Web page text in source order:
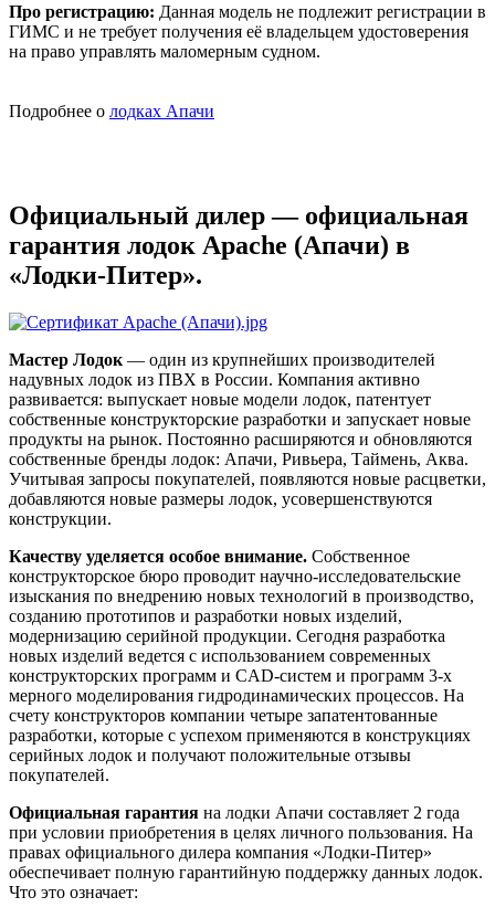
Про регистрацию: Данная модель не подлежит регистрации в
ГИМС и не требует получения её владельцем удостоверения
на право управлять маломерным судном.
Подробнее о лодках Апачи
Официальный дилер — официальная
гарантия лодок Apache (Апачи) в
«Лодки-Питер».
Мастер Лодок — один из крупнейших производителей
надувных лодок из ПВХ в России. Компания активно
развивается: выпускает новые модели лодок, патентует
собственные конструкторские разработки и запускает новые
продукты на рынок. Постоянно расширяются и обновляются
собственные бренды лодок: Апачи, Ривьера, Таймень, Аква.
Учитывая запросы покупателей, появляются новые расцветки,
добавляются новые размеры лодок, усовершенствуются
конструкции.
Качеству уделяется особое внимание. Собственное
конструкторское бюро проводит научно-исследовательские
изыскания по внедрению новых технологий в производство,
созданию прототипов и разработки новых изделий,
модернизацию серийной продукции. Сегодня разработка
новых изделий ведется с использованием современных
конструкторских программ и CAD-систем и программ 3-х
мерного моделирования гидродинамических процессов. На
счету конструкторов компании четыре запатентованные
разработки, которые с успехом применяются в конструкциях
серийных лодок и получают положительные отзывы
покупателей.
Официальная гарантия на лодки Апачи составляет 2 года
при условии приобретения в целях личного пользования. На
правах официального дилера компания «Лодки-Питер»
обеспечивает полную гарантийную поддержку данных лодок.
Что это означает: